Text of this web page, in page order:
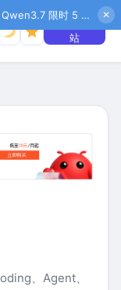
赢百万助力金，QoderWork CN 首月 0 元 ✕
+ 提交网
站
、Agent、